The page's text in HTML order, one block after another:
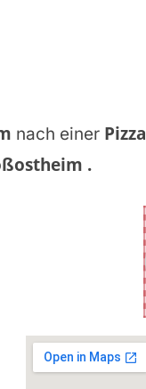
nach einerPizza
.